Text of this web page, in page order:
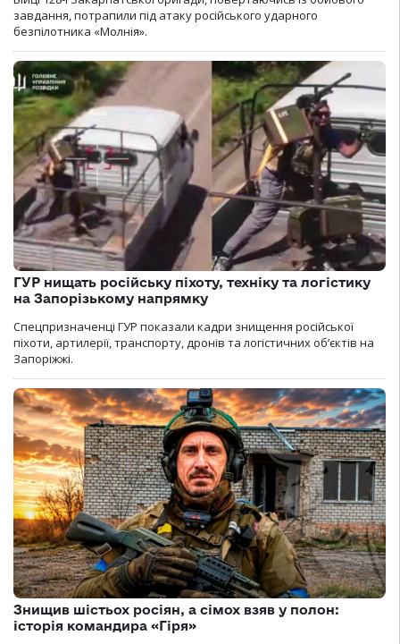
завдання, потрапили під атаку російського ударного
безпілотника «Молнія».
ГУР нищать російську піхоту, техніку та логістику
на Запорізькому напрямку
Спецпризначенці ГУР показали кадри знищення російської
піхоти, артилерії, транспорту, дронів та логістичних об’єктів на
Запоріжжі.
Знищив шістьох росіян, а сімох взяв у полон:
історія командира «Гіря»